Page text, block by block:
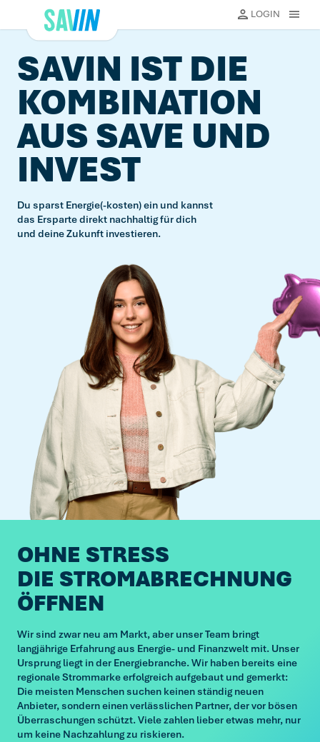
LOGIN
SAVIN IST DIE
KOMBINATION
AUS SAVE UND
INVEST
Du sparst Energie(-kosten) ein und kannst
das Ersparte direkt nachhaltig für dich
und deine Zukunft investieren.
OHNE STRESS
DIE STROMABRECHNUNG
ÖFFNEN
Wir sind zwar neu am Markt, aber unser Team bringt
langjährige Erfahrung aus Energie- und Finanzwelt mit. Unser
Ursprung liegt in der Energiebranche. Wir haben bereits eine
regionale Strommarke erfolgreich aufgebaut und gemerkt:
Die meisten Menschen suchen keinen ständig neuen
Anbieter, sondern einen verlässlichen Partner, der vor bösen
Überraschungen schützt. Viele zahlen lieber etwas mehr, nur
um keine Nachzahlung zu riskieren.